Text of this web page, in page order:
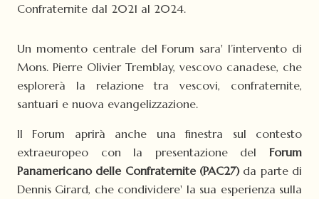
Confraternite dal 2021 al 2024.
Un momento centrale del Forum sara' l’intervento di
Mons. Pierre Olivier Tremblay, vescovo canadese, che
esplorerà la relazione tra vescovi, confraternite,
santuari e nuova evangelizzazione.
Il Forum aprirà anche una finestra sul contesto
extraeuropeo con la presentazione del Forum
Panamericano delle Confraternite (PAC27)da parte di
Dennis Girard, che condividere' la sua esperienza sulla